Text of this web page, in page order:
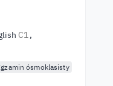
C1
ósmoklasisty